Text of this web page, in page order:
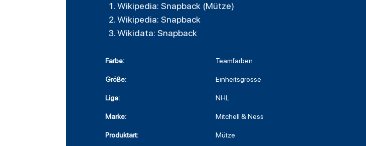
Wikipedia: Snapback (Mütze)
Wikipedia: Snapback
Wikidata: Snapback
Farbe: Teamfarben
Größe: Einheitsgrösse
Liga: NHL
Marke: Mitchell & Ness
Produktart: Mütze